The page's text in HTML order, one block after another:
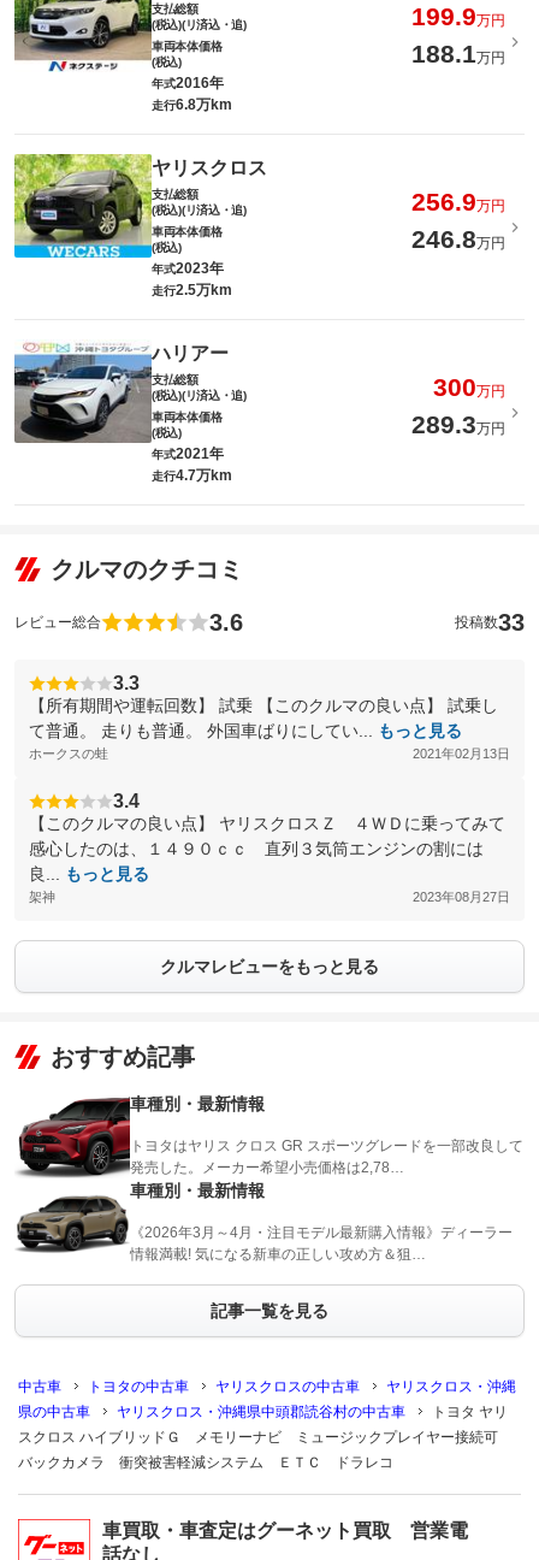
支払総額
(税込)(リ済込・追)
199.9万円
車両本体価格
(税込)
188.1万円
年式2016年
走行6.8万km
ヤリスクロス
支払総額
(税込)(リ済込・追)
256.9万円
車両本体価格
(税込)
246.8万円
年式2023年
走行2.5万km
ハリアー
支払総額
(税込)(リ済込・追)
300万円
車両本体価格
(税込)
289.3万円
年式2021年
走行4.7万km
クルマのクチコミ
レビュー総合 3.6 投稿数33
3.3
【所有期間や運転回数】 試乗 【このクルマの良い点】 試乗し
て普通。 走りも普通。 外国車ばりにしてい...
もっと見る
ホークスの蛙 2021年02月13日
3.4
【このクルマの良い点】 ヤリスクロスＺ ４ＷＤに乗ってみて
感心したのは、１４９０ｃｃ 直列３気筒エンジンの割には
良...
もっと見る
架神 2023年08月27日
クルマレビューをもっと見る
おすすめ記事
車種別・最新情報
トヨタはヤリス クロス GR スポーツグレードを一部改良して
発売した。メーカー希望小売価格は2,78…
車種別・最新情報
《2026年3月～4月・注目モデル最新購入情報》ディーラー
情報満載! 気になる新車の正しい攻め方＆狙…
記事一覧を見る
中古車 トヨタの中古車 ヤリスクロスの中古車
ヤリスクロス・沖縄
県の中古車
ヤリスクロス・沖縄県中頭郡読谷村の中古車
トヨタ ヤリ
スクロス ハイブリッドＧ メモリーナビ ミュージックプレイヤー接続可
バックカメラ 衝突被害軽減システム ＥＴＣ ドラレコ
車買取・車査定はグーネット買取 営業電
話なし